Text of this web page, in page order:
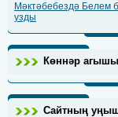
Мәктәбебездә Белем
узды
Көннәр агышы
Сайтның